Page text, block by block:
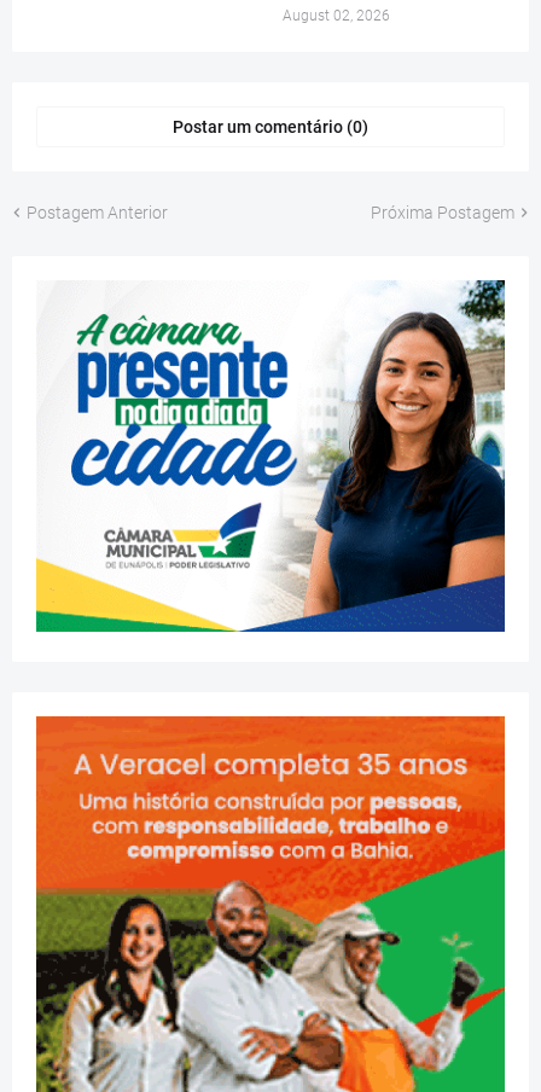
August 02, 2026
Postar um comentário (0)
Postagem Anterior Próxima Postagem